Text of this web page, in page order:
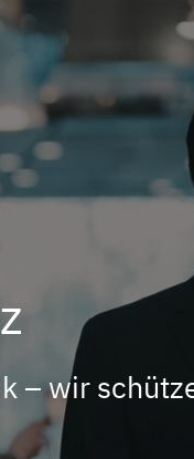
– wir